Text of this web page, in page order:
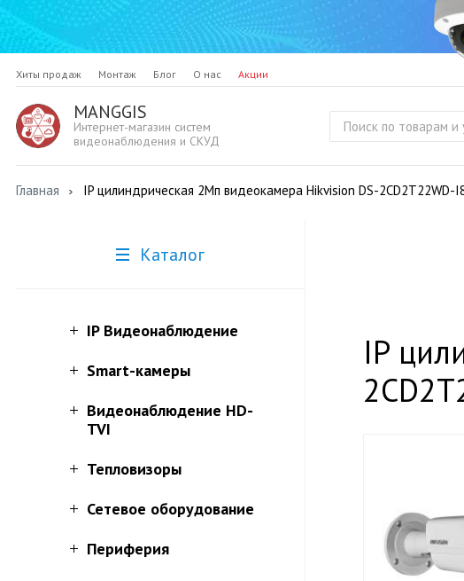
Хиты продаж Монтаж Блог О нас Акции
MANGGIS
Интернет-магазин систем
видеонаблюдения и СКУД
Главная IP цилиндрическая 2Мп видеокамера Hikvision DS-2CD2T22WD-
Каталог
IP Видеонаблюдение
Smart-камеры
Видеонаблюдение HD-
TVI
Тепловизоры
Сетевое оборудование
Периферия
IP